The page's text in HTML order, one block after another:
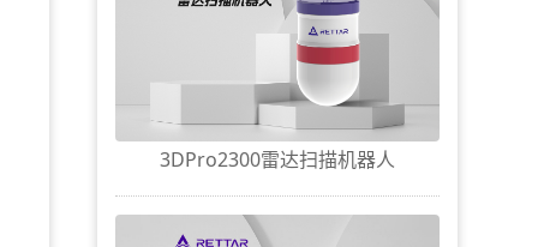
3DPro2300雷达扫描机器人